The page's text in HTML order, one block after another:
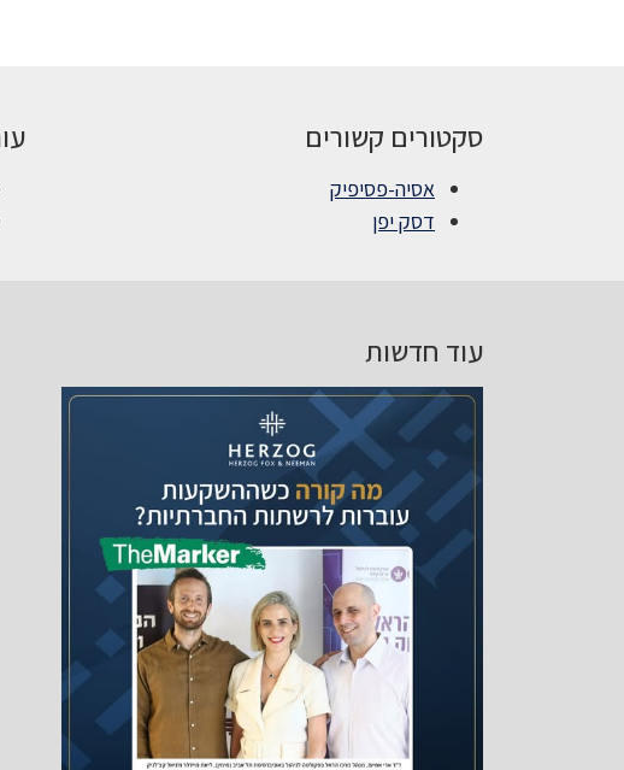
סקטורים קשורים
אסיה-פסיפיק
דסק יפן
עוד חדשות